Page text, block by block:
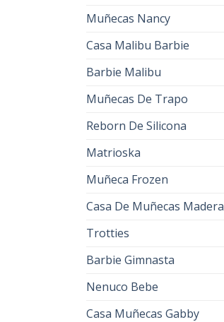
Muñecas Nancy
Casa Malibu Barbie
Barbie Malibu
Muñecas De Trapo
Reborn De Silicona
Matrioska
Muñeca Frozen
Casa De Muñecas Madera
Trotties
Barbie Gimnasta
Nenuco Bebe
Casa Muñecas Gabby
CASA MUÑECAS MADERA
19.00